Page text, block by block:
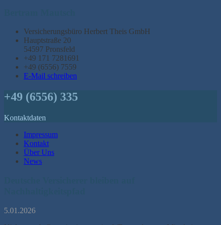
Versicherungsbüro Herbert Theis GmbH
Hauptstraße 20
54597 Pronsfeld
+49 171 7281691
+49 (6556) 7559
E-Mail schreiben
+49 (6556) 335
Kontaktdaten
Impressum
Kontakt
Über Uns
News
5.01.2026